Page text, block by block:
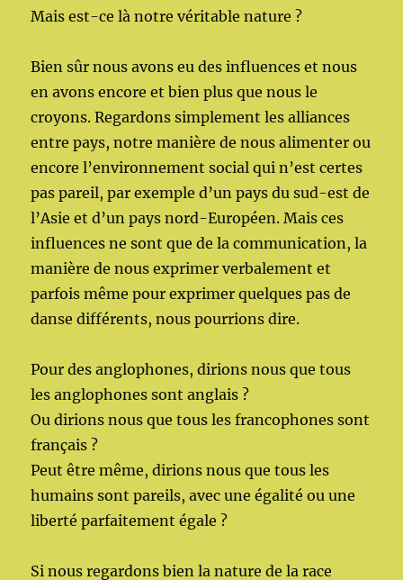
Mais est-ce là notre véritable nature ?
Bien sûr nous avons eu des influences et nous
en avons encore et bien plus que nous le
croyons. Regardons simplement les alliances
entre pays, notre manière de nous alimenter ou
encore l’environnement social qui n’est certes
pas pareil, par exemple d’un pays du sud-est de
l’Asie et d’un pays nord-Européen. Mais ces
influences ne sont que de la communication, la
manière de nous exprimer verbalement et
parfois même pour exprimer quelques pas de
danse différents, nous pourrions dire.
Pour des anglophones, dirions nous que tous
les anglophones sont anglais ?
Ou dirions nous que tous les francophones sont
français ?
Peut être même, dirions nous que tous les
humains sont pareils, avec une égalité ou une
liberté parfaitement égale ?
Si nous regardons bien la nature de la race